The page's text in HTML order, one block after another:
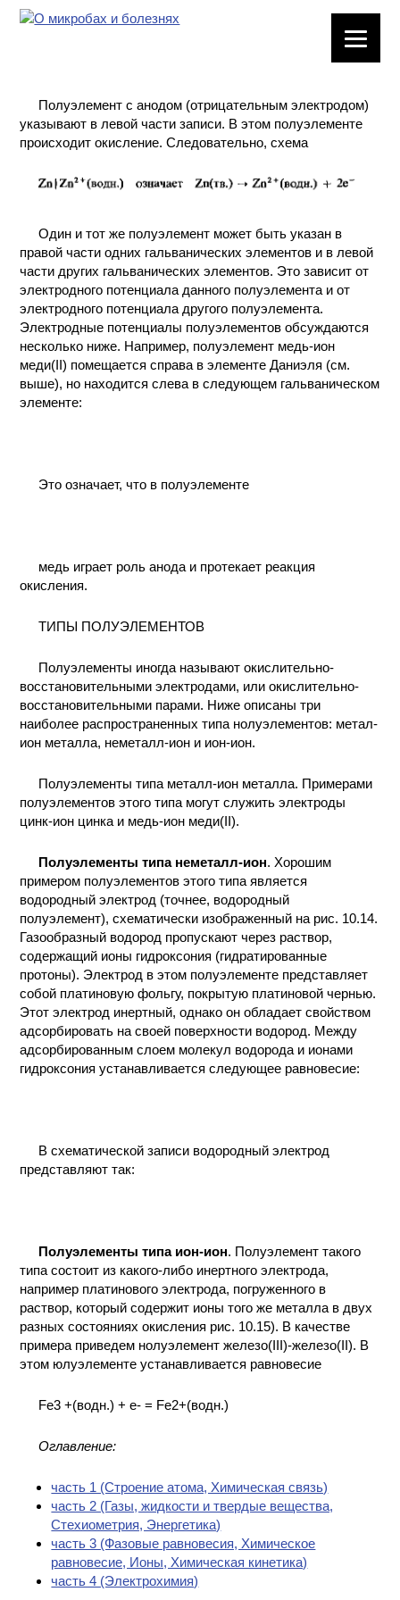
ХИМИЧЕСКАЯ
ВРЕДНЫЕ
МЕТОДЫ
ПРАКТИЧЕСКОЙ
ХИМИИ
ХИМИЯ НА
ПРОИЗВОДСТВЕ
И ХИМИЧЕСКАЯ
ТЕХНОЛОГИЯ
Полуэлемент с анодом (отрицательным электродом)
указывают в левой части записи. В этом полуэлементе
происходит окисление. Следовательно, схема
Один и тот же полуэлемент может быть указан в
правой части одних гальванических элементов и в левой
части других гальванических элементов. Это зависит от
электродного потенциала данного полуэлемента и от
электродного потенциала другого полуэлемента.
Электродные потенциалы полуэлементов обсуждаются
несколько ниже. Например, полуэлемент медь-ион
меди(II) помещается справа в элементе Даниэля (см.
выше), но находится слева в следующем гальваническом
элементе:
Это означает, что в полуэлементе
медь играет роль анода и протекает реакция
окисления.
ТИПЫ ПОЛУЭЛЕМЕНТОВ
Полуэлементы иногда называют окислительно-
восстановительными электродами, или окислительно-
восстановительными парами. Ниже описаны три
наиболее распространенных типа нолуэлементов: метал-
ион металла, неметалл-ион и ион-ион.
Полуэлементы типа металл-ион металла. Примерами
полуэлементов этого типа могут служить электроды
цинк-ион цинка и медь-ион меди(II).
Полуэлементы типа неметалл-ион. Хорошим
примером полуэлементов этого типа является
водородный электрод (точнее, водородный
полуэлемент), схематически изображенный на рис. 10.14.
Газообразный водород пропускают через раствор,
содержащий ионы гидроксония (гидратированные
протоны). Электрод в этом полуэлементе представляет
собой платиновую фольгу, покрытую платиновой чернью.
Этот электрод инертный, однако он обладает свойством
адсорбировать на своей поверхности водород. Между
адсорбированным слоем молекул водорода и ионами
гидроксония устанавливается следующее равновесие:
В схематической записи водородный электрод
представляют так:
Полуэлементы типа ион-ион. Полуэлемент такого
типа состоит из какого-либо инертного электрода,
например платинового электрода, погруженного в
раствор, который содержит ионы того же металла в двух
разных состояниях окисления рис. 10.15). В качестве
примера приведем нолуэлемент железо(III)-железо(II). В
этом юлуэлементе устанавливается равновесие
Fe3 +(водн.) + е- = Fe2+(водн.)
Оглавление:
часть 1 (Cтроение атома, Химическая связь)
часть 2 (Газы, жидкости и твердые вещества,
Стехиометрия, Энергетика)
часть 3 (Фазовые равновесия, Химическое
равновесие, Ионы, Химическая кинетика)
часть 4 (Электрохимия)